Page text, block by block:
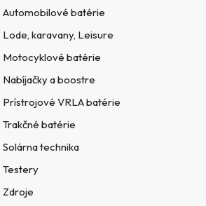
Automobilové batérie
Lode, karavany, Leisure
Motocyklové batérie
Nabíjačky a boostre
Prístrojové VRLA batérie
Trakčné batérie
Solárna technika
Testery
Zdroje